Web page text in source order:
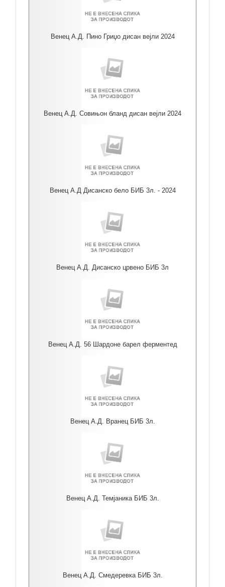
Венец А.Д. Пино Гриџо дисан вејли 2024
Венец А.Д. Совињон бланд дисан вејли 2024
Венец А.Д Дисанско бело БИБ 3л. - 2024
Венец А.Д. Дисанско црвено БИБ 3л
Венец А.Д. 56 Шардоне барел ферментед
Венец А.Д. Вранец БИБ 3л.
Венец А.Д. Темјаника БИБ 3л.
Венец А.Д. Смедеревка БИБ 3л.